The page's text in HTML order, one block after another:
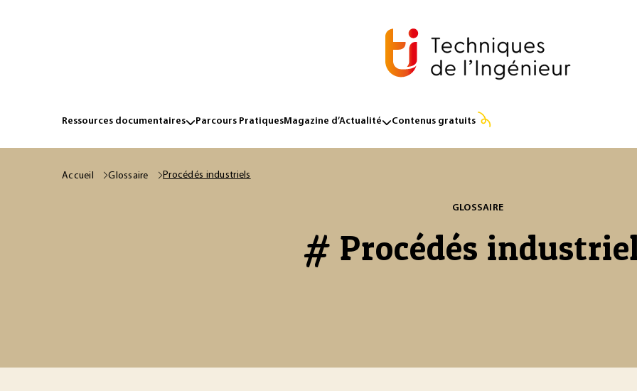
Ressources documentaires Parcours PratiquesMagazine d’Actualité Contenus gratuits
Accueil Glossaire Procédés industriels
GLOSSAIRE
# Procédés